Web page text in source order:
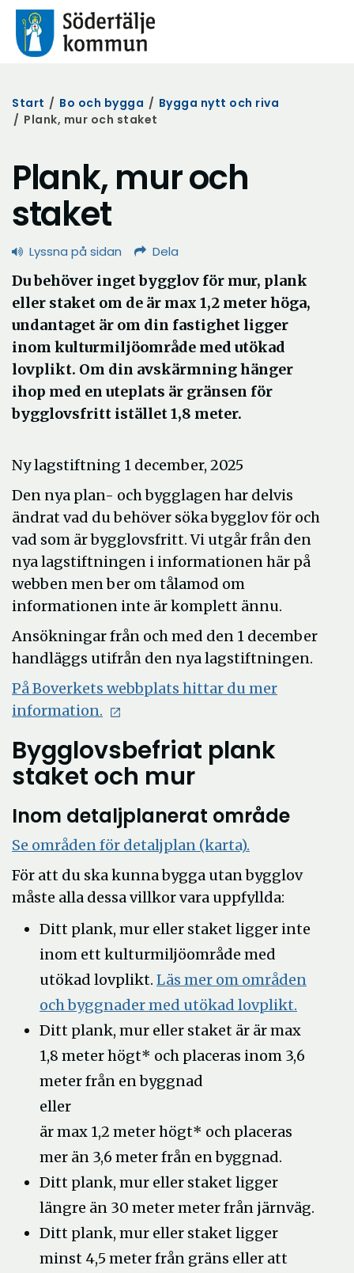
Start / Bo och bygga / Bygga nytt och riva
/ Plank, mur och staket
Plank, mur och
staket
Lyssna på sidan Dela
Du behöver inget bygglov för mur, plank
eller staket om de är max 1,2 meter höga,
undantaget är om din fastighet ligger
inom kulturmiljöområde med utökad
lovplikt. Om din avskärmning hänger
ihop med en uteplats är gränsen för
bygglovsfritt istället 1,8 meter.
Ny lagstiftning 1 december, 2025
Den nya plan- och bygglagen har delvis
ändrat vad du behöver söka bygglov för och
vad som är bygglovsfritt. Vi utgår från den
nya lagstiftningen i informationen här på
webben men ber om tålamod om
informationen inte är komplett ännu.
Ansökningar från och med den 1 december
handläggs utifrån den nya lagstiftningen.
På Boverkets webbplats hittar du mer
information.
Bygglovsbefriat plank
staket och mur
Inom detaljplanerat område
Se områden för detaljplan (karta).
För att du ska kunna bygga utan bygglov
måste alla dessa villkor vara uppfyllda:
Ditt plank, mur eller staket ligger inte
inom ett kulturmiljöområde med
utökad lovplikt. Läs mer om områden
och byggnader med utökad lovplikt.
Ditt plank, mur eller staket är är max
1,8 meter högt* och placeras inom 3,6
meter från en byggnad
eller
är max 1,2 meter högt* och placeras
mer än 3,6 meter från en byggnad.
Ditt plank, mur eller staket ligger
längre än 30 meter meter från järnväg.
Ditt plank, mur eller staket ligger
minst 4,5 meter från gräns eller att